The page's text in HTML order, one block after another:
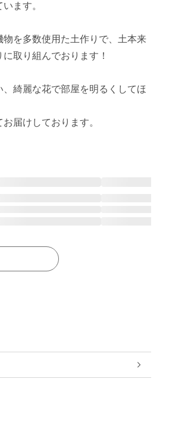
ます。
を多数使用た土作りで、土本来
取り組んでおります！
綺麗な花で部屋を明るくしてほ
届けしております。